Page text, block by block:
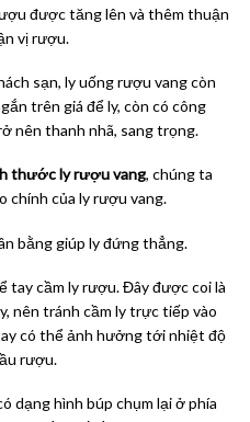
được tăng lên và thêm thuận
vị rượu.
sạn, ly uống rượu vang còn
trên giá để ly, còn có công
nên thanh nhã, sang trọng.
thước ly rượu vang, chúng ta
chính của ly rượu vang.
bằng giúp ly đứng thẳng.
tay cầm ly rượu. Đây được coi là
nên tránh cầm ly trực tiếp vào
có thể ảnh hưởng tới nhiệt độ
rượu.
dạng hình búp chụm lại ở phía